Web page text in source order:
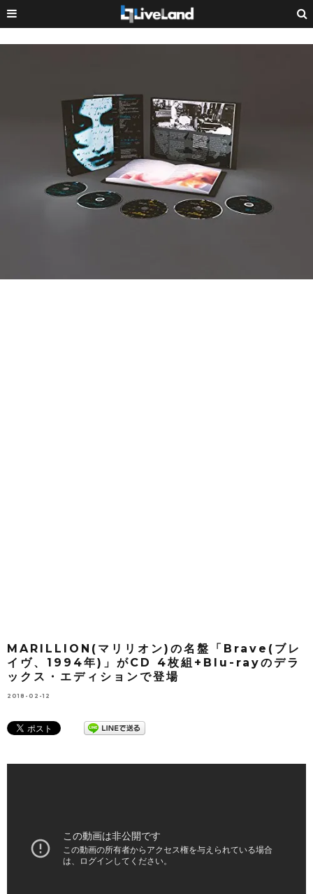
MARILLION(マリリオン)の名盤「Brave(ブレ
イヴ、1994年)」がCD 4枚組+Blu-rayのデラ
ックス・エディションで登場
2018-02-12